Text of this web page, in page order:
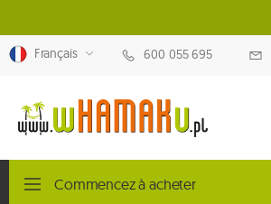
Français 600 055 695
Commencez à acheter